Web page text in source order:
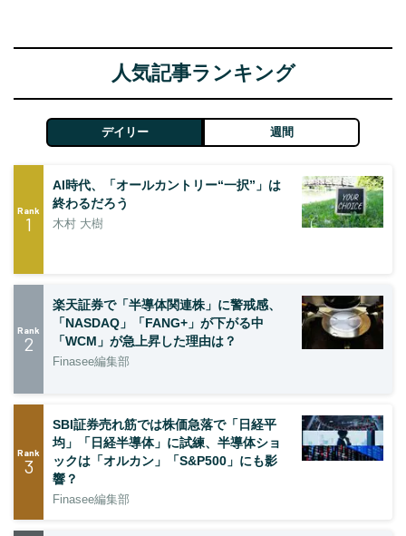
人気記事ランキング
デイリー 週間
Rank
1
AI時代、「オールカントリー“一択”」は
終わるだろう
木村 大樹
Rank
2
楽天証券で「半導体関連株」に警戒感、
「NASDAQ」「FANG+」が下がる中
「WCM」が急上昇した理由は？
Finasee編集部
Rank
3
SBI証券売れ筋では株価急落で「日経平
均」「日経半導体」に試練、半導体ショ
ックは「オルカン」「S&P500」にも影
響？
Finasee編集部